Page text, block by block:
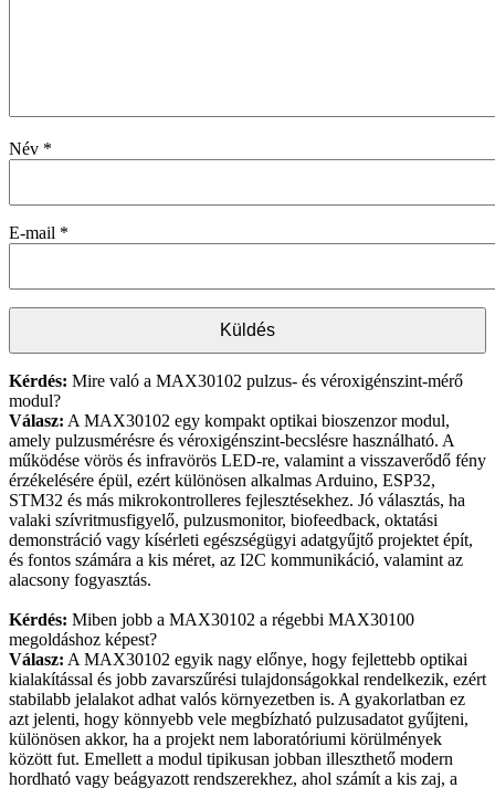
Név *
E-mail *
Kérdés: Mire való a MAX30102 pulzus- és véroxigénszint-mérő
modul?
Válasz: A MAX30102 egy kompakt optikai bioszenzor modul,
amely pulzusmérésre és véroxigénszint-becslésre használható. A
működése vörös és infravörös LED-re, valamint a visszaverődő fény
érzékelésére épül, ezért különösen alkalmas Arduino, ESP32,
STM32 és más mikrokontrolleres fejlesztésekhez. Jó választás, ha
valaki szívritmusfigyelő, pulzusmonitor, biofeedback, oktatási
demonstráció vagy kísérleti egészségügyi adatgyűjtő projektet épít,
és fontos számára a kis méret, az I2C kommunikáció, valamint az
alacsony fogyasztás.
Kérdés: Miben jobb a MAX30102 a régebbi MAX30100
megoldáshoz képest?
Válasz: A MAX30102 egyik nagy előnye, hogy fejlettebb optikai
kialakítással és jobb zavarszűrési tulajdonságokkal rendelkezik, ezért
stabilabb jelalakot adhat valós környezetben is. A gyakorlatban ez
azt jelenti, hogy könnyebb vele megbízható pulzusadatot gyűjteni,
különösen akkor, ha a projekt nem laboratóriumi körülmények
között fut. Emellett a modul tipikusan jobban illeszthető modern
hordható vagy beágyazott rendszerekhez, ahol számít a kis zaj, a